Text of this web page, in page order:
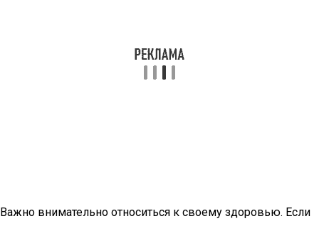
Важно внимательно относиться к своему здоровью. Если